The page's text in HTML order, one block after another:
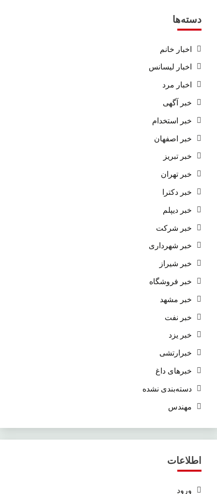
دسته‌ها
اخبار خانم
اخبار لیسانس
اخبار مرد
خبر آگهی
خبر استخدام
خبر اصفهان
خبر تبریز
خبر تهران
خبر دکترا
خبر دیپلم
خبر شرکت
خبر شهرداری
خبر شیراز
خبر فروشگاه
خبر مشهد
خبر نفت
خبر یزد
خبرارتشی
خبرهای داغ
دسته‌بندی نشده
مهندس
اطلاعات
ورود